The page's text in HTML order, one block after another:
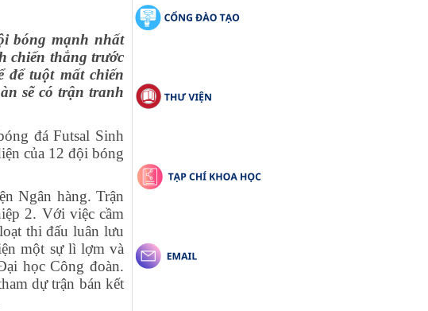
bóng mạnh nhất
chiến thắng trước
để tuột mất chiến
sẽ có trận tranh
đá Futsal Sinh
của 12 đội bóng
Ngân hàng. Trận
2. Với việc cầm
thi đấu luân lưu
một sự lì lợm và
học Công đoàn.
dự trận bán kết